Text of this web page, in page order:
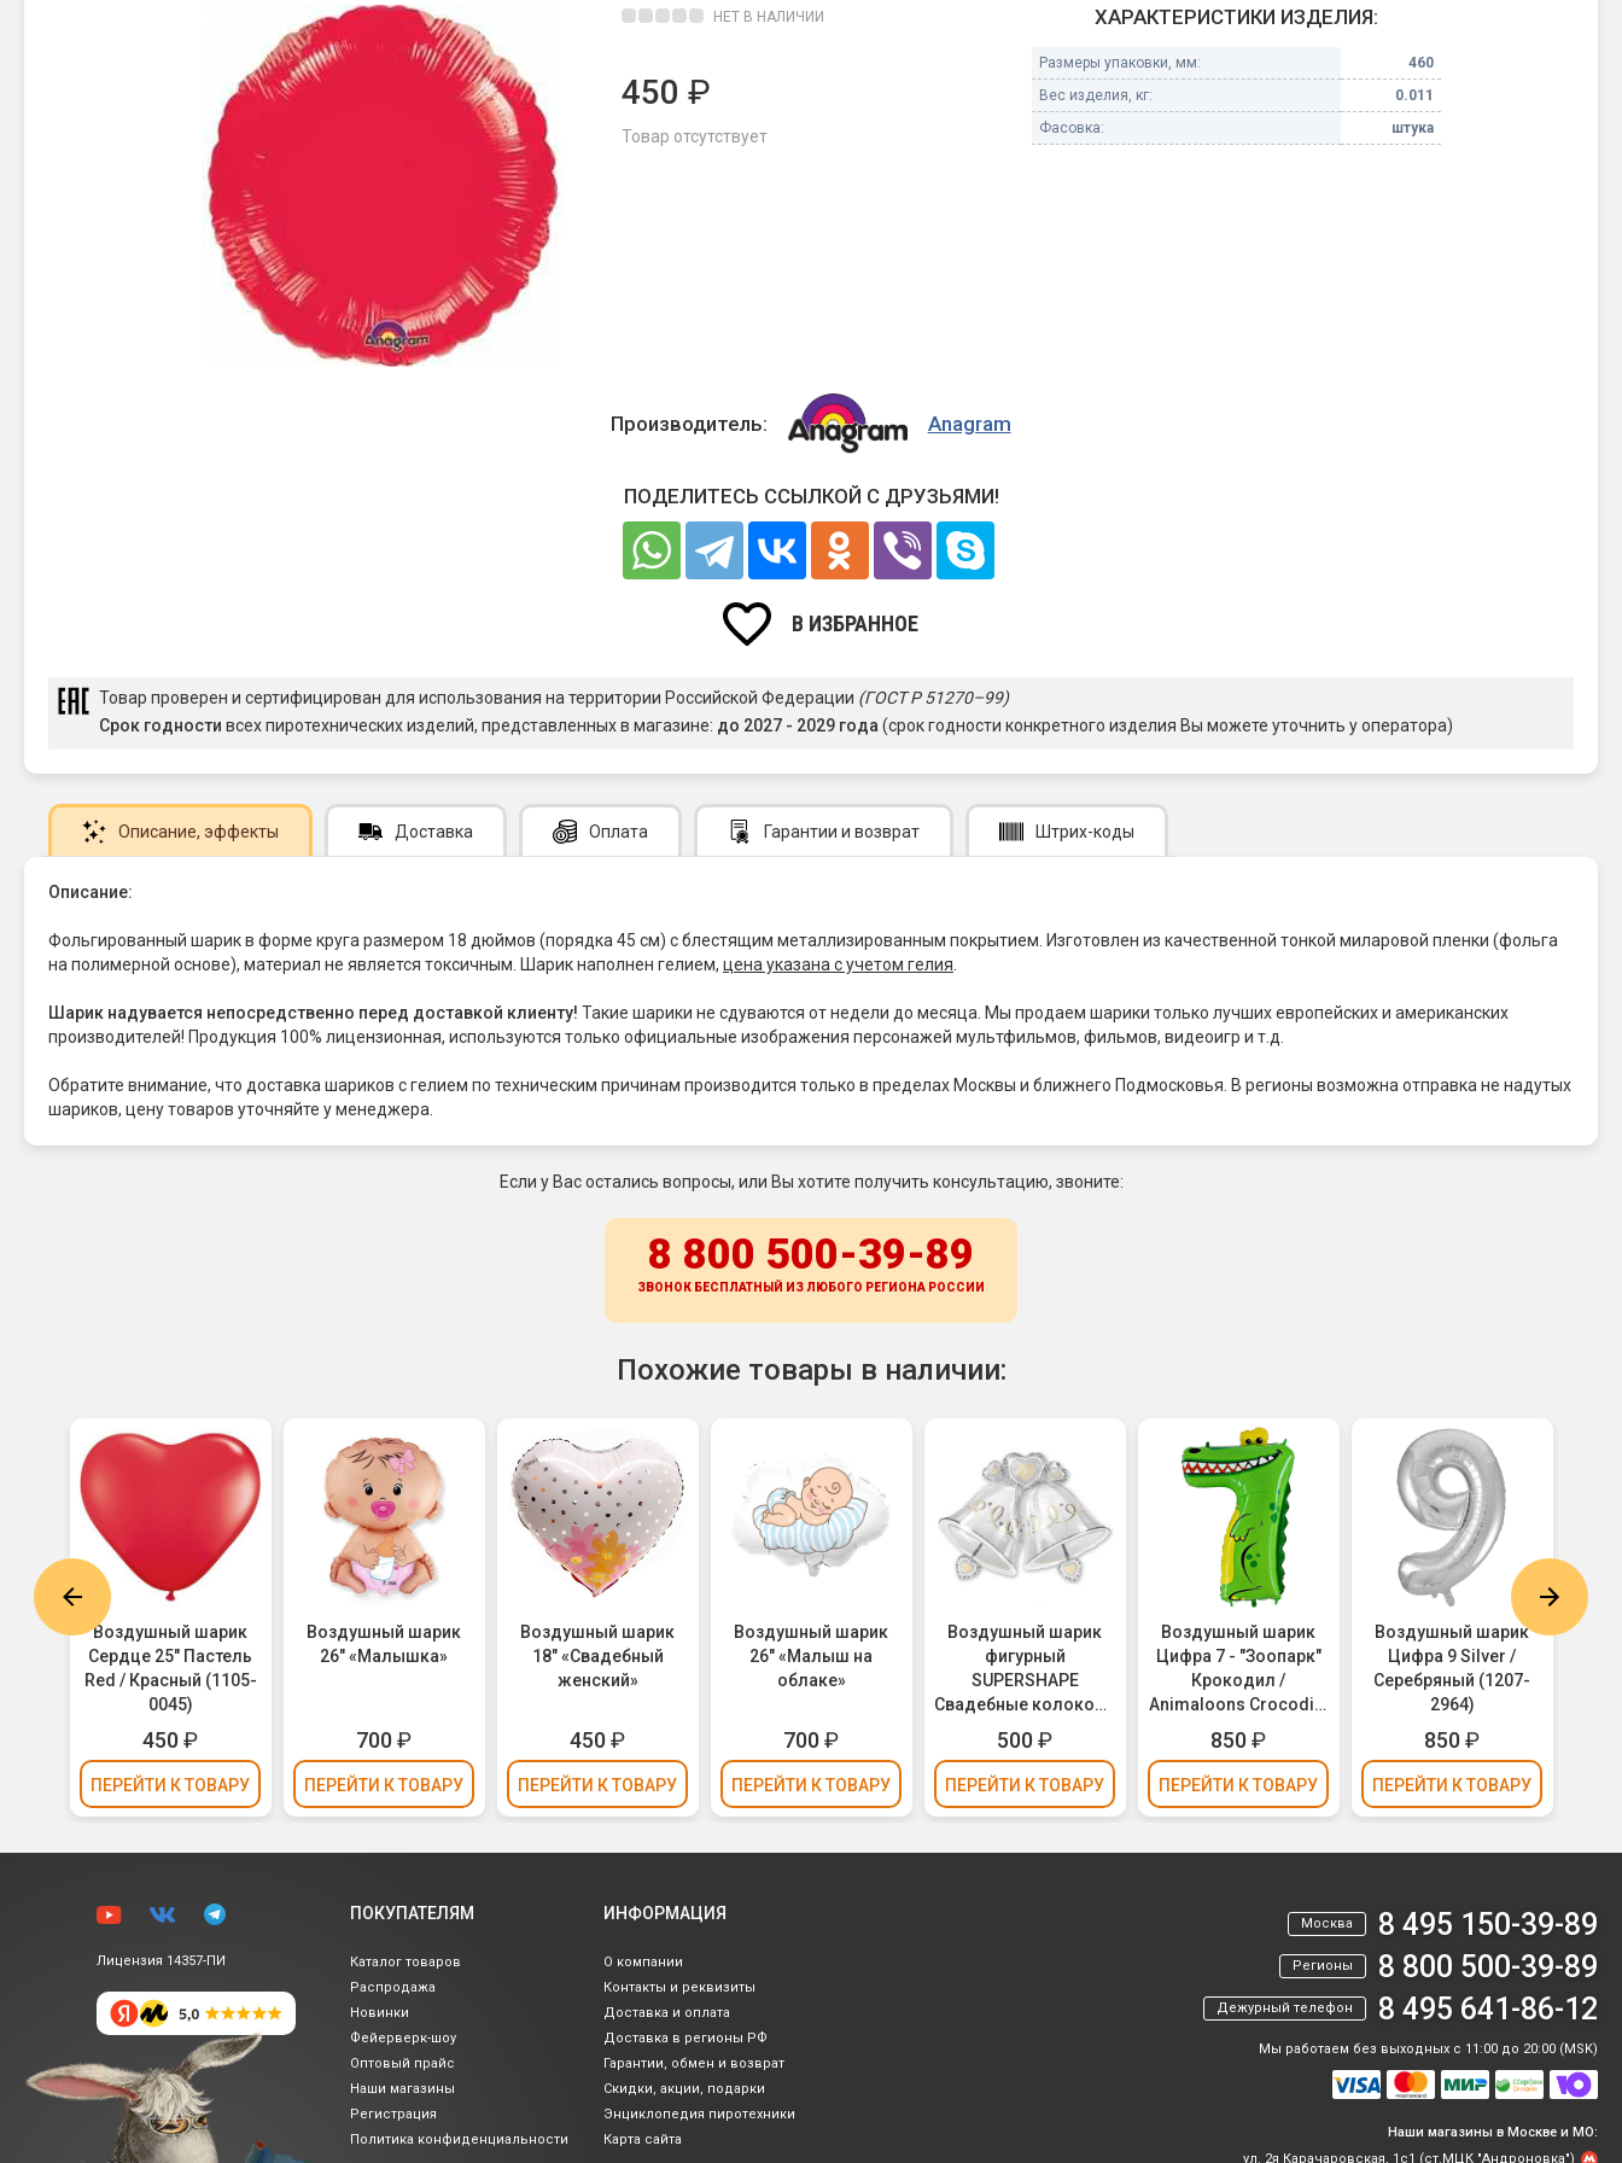
Фейерверки на свадьбу
Батареи салютов
Петарды
Терочные
Фитильные
Лимонки, гранаты
Корсары
Летающие и наземные
Бабочки, пчелы
Жуки
Циркоблицы
Сигнальная пиротехника
Ракеты
Фестивальные шары
Небесные фонарики
НЕТ В НАЛИЧИИ
450 ₽
Товар отсутствует
ХАРАКТЕРИСТИКИ ИЗДЕЛИЯ:
Размеры упаковки, мм:
460
Вес изделия, кг:
0.011
Фасовка:
штука
Производитель: Anagram
ПОДЕЛИТЕСЬ ССЫЛКОЙ С ДРУЗЬЯМИ!
В ИЗБРАННОЕ
Товар проверен и сертифицирован для использования на территории Российской Федерации (ГОСТ Р 51270–99)
Срок годности всех пиротехнических изделий, представленных в магазине: до 2027 - 2029 года (срок годности конкретного изделия Вы можете уточнить у оператора)
Описание, эффекты Доставка Оплата Гарантии и возврат Штрих-коды
Описание:
Фольгированный шарик в форме круга размером 18 дюймов (порядка 45 см) с блестящим металлизированным покрытием. Изготовлен из качественной тонкой миларовой пленки (фольга
на полимерной основе), материал не является токсичным. Шарик наполнен гелием, цена указана с учетом гелия
Шарик надувается непосредственно перед доставкой клиенту! Такие шарики не сдуваются от недели до месяца. Мы продаем шарики только лучших европейских и американских
производителей! Продукция 100% лицензионная, используются только официальные изображения персонажей мультфильмов, фильмов, видеоигр и т.д.
Обратите внимание, что доставка шариков с гелием по техническим причинам производится только в пределах Москвы и ближнего Подмосковья. В регионы возможна отправка не надутых
шариков, цену товаров уточняйте у менеджера.
Если у Вас остались вопросы, или Вы хотите получить консультацию, звоните:
8 800 500-39-89
ЗВОНОК БЕСПЛАТНЫЙ ИЗ ЛЮБОГО РЕГИОНА РОССИИ
Похожие товары в наличии:
Воздушный шарик
Сердце 25" Пастель
Red / Красный (1105-
0045)
450₽
ПЕРЕЙТИ К ТОВАРУ
Воздушный шарик
26" «Малышка»
700₽
ПЕРЕЙТИ К ТОВАРУ
Воздушный шарик
18" «Свадебный
женский»
450₽
ПЕРЕЙТИ К ТОВАРУ
Воздушный шарик
26" «Малыш на
облаке»
700₽
ПЕРЕЙТИ К ТОВАРУ
Воздушный шарик
фигурный
SUPERSHAPE
Свадебные колокола
(1207-0361)
500₽
ПЕРЕЙТИ К ТОВАРУ
Воздушный шарик
Цифра 7 - "Зоопарк"
Крокодил /
Animaloons Crocodile
(1207-1689)
850₽
ПЕРЕЙТИ К ТОВАРУ
Воздушный шарик
Цифра 9 Silver /
Серебряный (1207-
2964)
850₽
ПЕРЕЙТИ К ТОВАРУ
Лицензия 14357-ПИ
ПОКУПАТЕЛЯМ
Каталог товаров
Распродажа
Новинки
Фейерверк-шоу
Оптовый прайс
Наши магазины
Регистрация
Политика конфиденциальности
ИНФОРМАЦИЯ
О компании
Контакты и реквизиты
Доставка и оплата
Доставка в регионы РФ
Гарантии, обмен и возврат
Скидки, акции, подарки
Энциклопедия пиротехники
Карта сайта
Москва 8 495 150-39-89
Регионы 8 800 500-39-89
Дежурный телефон 8 495 641-86-12
Мы работаем без выходных с 11:00 до 20:00 (MSK)
Наши магазины в Москве и МО:
ул. 2я Карачаровская, 1с1 (ст.МЦК "Андроновка")